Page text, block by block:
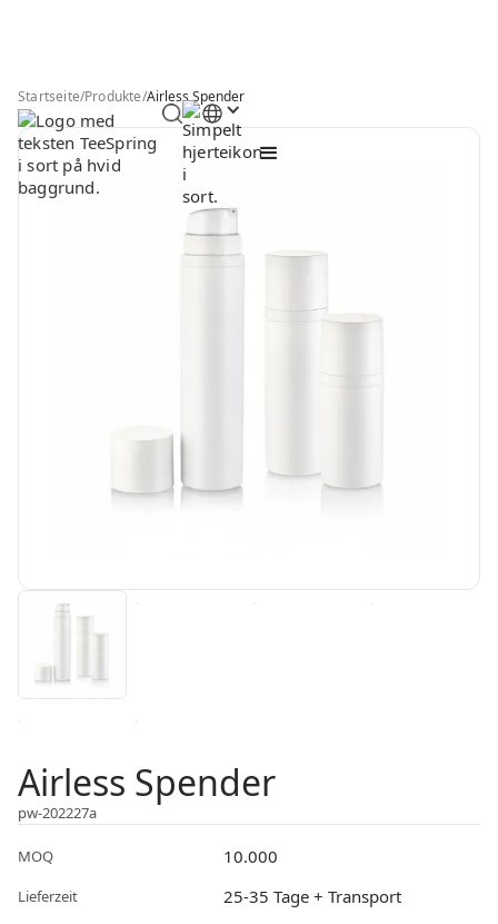
Startseite/Produkte/Airless Spender
Airless Spender
pw-202227a
MOQ 10.000
Lieferzeit 25-35 Tage + Transport